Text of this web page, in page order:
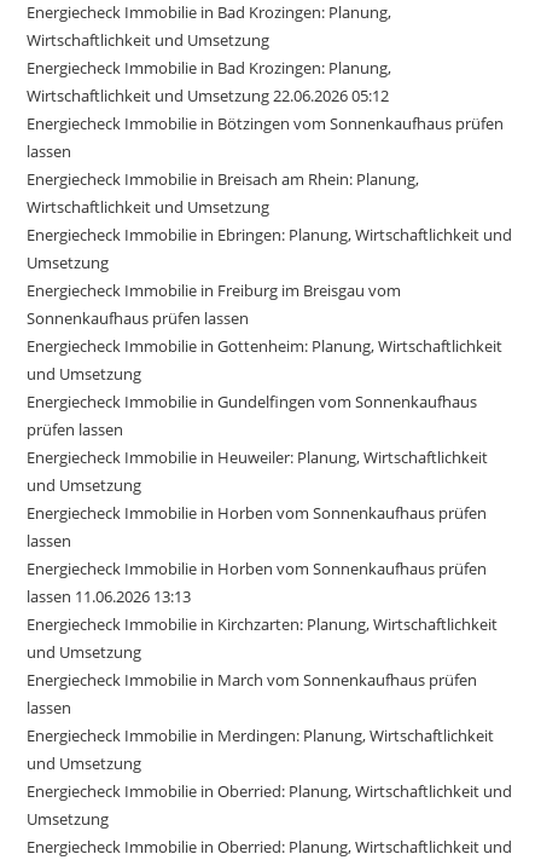
Energiecheck Immobilie in Bad Krozingen: Planung,
Wirtschaftlichkeit und Umsetzung
Energiecheck Immobilie in Bad Krozingen: Planung,
Wirtschaftlichkeit und Umsetzung 22.06.2026 05:12
Energiecheck Immobilie in Bötzingen vom Sonnenkaufhaus prüfen
lassen
Energiecheck Immobilie in Breisach am Rhein: Planung,
Wirtschaftlichkeit und Umsetzung
Energiecheck Immobilie in Ebringen: Planung, Wirtschaftlichkeit und
Umsetzung
Energiecheck Immobilie in Freiburg im Breisgau vom
Sonnenkaufhaus prüfen lassen
Energiecheck Immobilie in Gottenheim: Planung, Wirtschaftlichkeit
und Umsetzung
Energiecheck Immobilie in Gundelfingen vom Sonnenkaufhaus
prüfen lassen
Energiecheck Immobilie in Heuweiler: Planung, Wirtschaftlichkeit
und Umsetzung
Energiecheck Immobilie in Horben vom Sonnenkaufhaus prüfen
lassen
Energiecheck Immobilie in Horben vom Sonnenkaufhaus prüfen
lassen 11.06.2026 13:13
Energiecheck Immobilie in Kirchzarten: Planung, Wirtschaftlichkeit
und Umsetzung
Energiecheck Immobilie in March vom Sonnenkaufhaus prüfen
lassen
Energiecheck Immobilie in Merdingen: Planung, Wirtschaftlichkeit
und Umsetzung
Energiecheck Immobilie in Oberried: Planung, Wirtschaftlichkeit und
Umsetzung
Energiecheck Immobilie in Oberried: Planung, Wirtschaftlichkeit und